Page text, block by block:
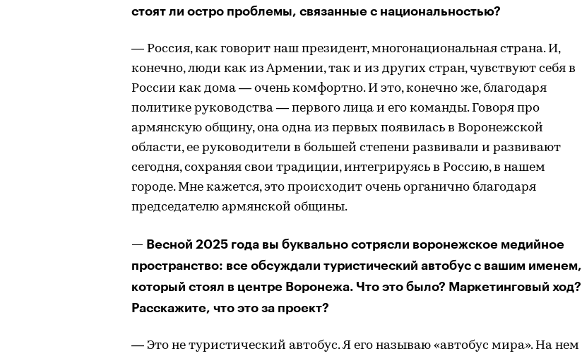
стоят ли остро проблемы, связанные с национальностью?
— Россия, как говорит наш президент, многонациональная страна. И,
конечно, люди как из Армении, так и из других стран, чувствуют себя в
России как дома — очень комфортно. И это, конечно же, благодаря
политике руководства — первого лица и его команды. Говоря про
армянскую общину, она одна из первых появилась в Воронежской
области, ее руководители в большей степени развивали и развивают
сегодня, сохраняя свои традиции, интегрируясь в Россию, в нашем
городе. Мне кажется, это происходит очень органично благодаря
председателю армянской общины.
— Весной 2025 года вы буквально сотрясли воронежское медийное
пространство: все обсуждали туристический автобус с вашим именем,
который стоял в центре Воронежа. Что это было? Маркетинговый ход?
Расскажите, что это за проект?
— Это не туристический автобус. Я его называю «автобус мира». На нем